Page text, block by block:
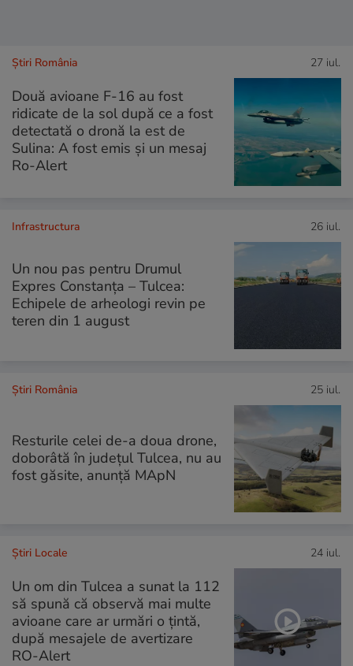
Știri România 27 iul.
Două avioane F-16 au fost
ridicate de la sol după ce a fost
detectată o dronă la est de
Sulina: A fost emis și un mesaj
Ro-Alert
Infrastructura 26 iul.
Un nou pas pentru Drumul
Expres Constanța – Tulcea:
Echipele de arheologi revin pe
teren din 1 august
Știri România 25 iul.
Resturile celei de-a doua drone,
doborâtă în județul Tulcea, nu au
fost găsite, anunță MApN
Știri Locale 24 iul.
Un om din Tulcea a sunat la 112
să spună că observă mai multe
avioane care ar urmări o țintă,
după mesajele de avertizare
RO-Alert